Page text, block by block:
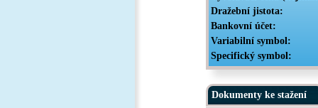
Dražební jistota:
Bankovní účet:
Variabilní symbol:
Specifický symbol:
Dokumenty ke stažení